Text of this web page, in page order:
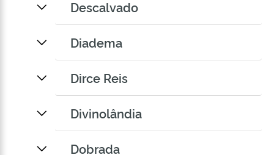
Descalvado
Diadema
Dirce Reis
Divinolândia
Dobrada